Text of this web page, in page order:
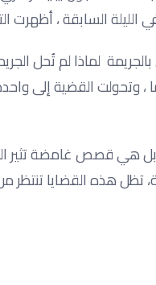
السابقة ، أظهرت
لماذا لم تُحل
، وتحولت القضية إلى
بل هي قصص غامضة
تظل هذه القضايا